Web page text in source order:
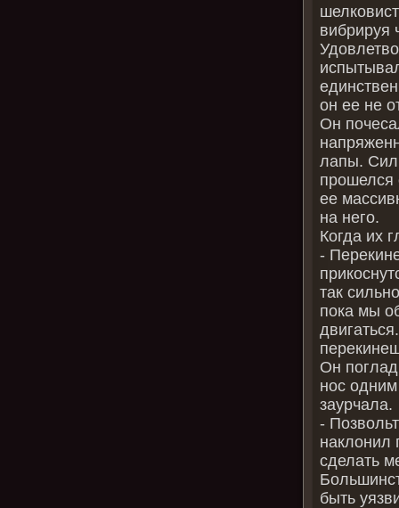
вибрируя
он ее не
Он
лапы.
прошелся
ее
на него.
Когда их
‑
так
пока мы
Он
нос
заурчала.
‑
наклонил
сделать
быть